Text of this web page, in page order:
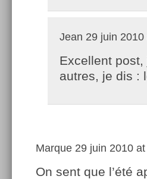
Jean 29 juin
Excellent
autres, je dis :
Marque 29 juin 2010
On sent que l’été